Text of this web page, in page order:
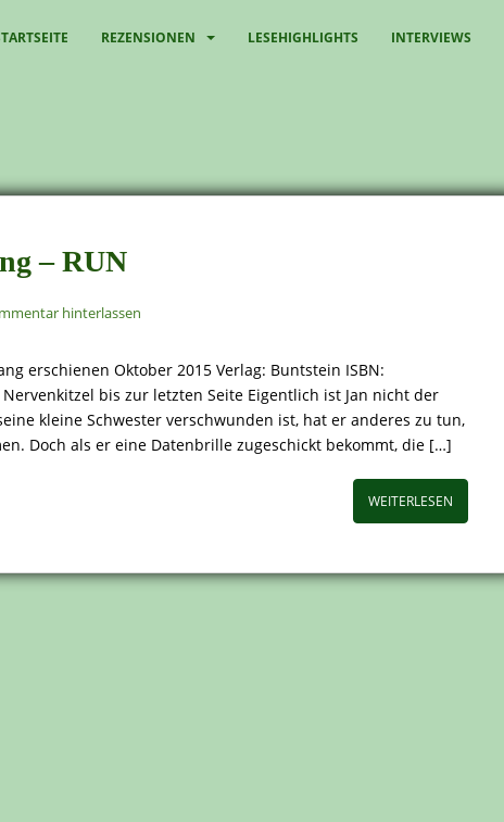
REZENSIONEN LESEHIGHLIGHTS INTERVIEWS
– RUN
hinterlassen
erschienen Oktober 2015 Verlag: Buntstein ISBN:
bis zur letzten Seite Eigentlich ist Jan nicht der
kleine Schwester verschwunden ist, hat er anderes zu tun,
Doch als er eine Datenbrille zugeschickt bekommt, die […]
WEITERLESEN